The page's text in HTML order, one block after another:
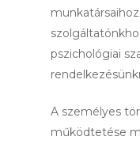
pszichológiai
A személyes
működtetése